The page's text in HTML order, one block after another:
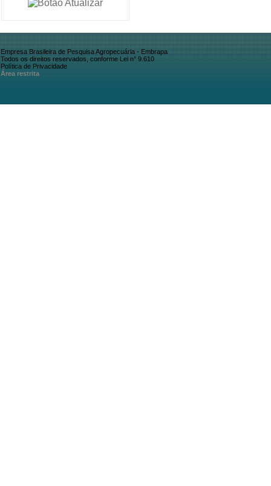
Empresa Brasileira de Pesquisa Agropecuária - Embrapa
Todos os direitos reservados, conforme Lei n° 9.610
Política de Privacidade
Área restrita